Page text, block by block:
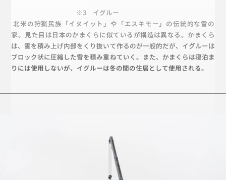
※3　イグルー
北米の狩猟民族「イヌイット」や「エスキモー」の伝統的な雪の
家。見た目は日本のかまくらに似ているが構造は異なる。かまくら
は、雪を積み上げ内部をくり抜いて作るのが一般的だが、イグルーは
ブロック状に圧縮した雪を積み重ねていく。また、かまくらは寝泊ま
りには使用しないが、イグルーは冬の間の住居として使用される。